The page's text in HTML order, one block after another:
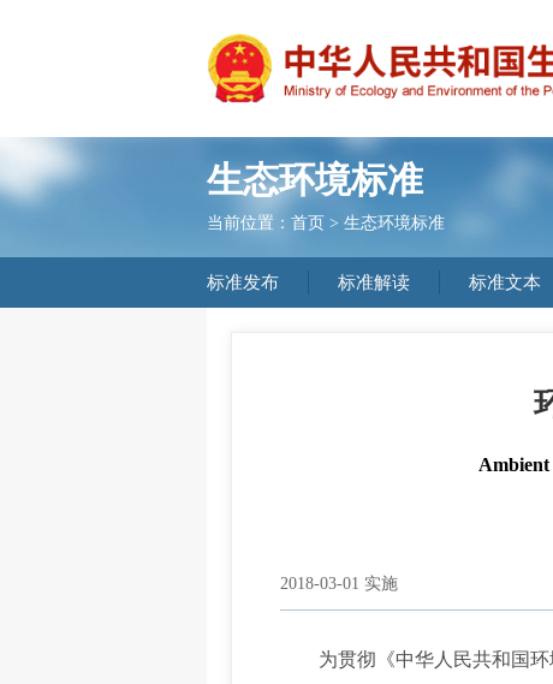
生态环境标准
当前位置： 首页 > 生态环境标准
标准发布 标准解读 标准文本
2018-03-01 实施
为贯彻《中华人民共和国环